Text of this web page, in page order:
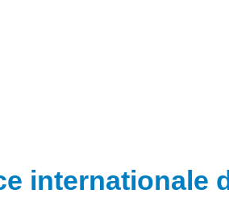
internationale